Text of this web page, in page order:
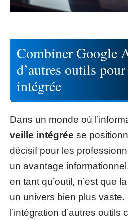
Combiner Google
d’autres outils
intégrée
Dans un monde où
veille intégrée se
décisif pour les
un avantage
en tant qu’outil, n’est que
un univers bien plus vaste.
l’intégration d’autres outils